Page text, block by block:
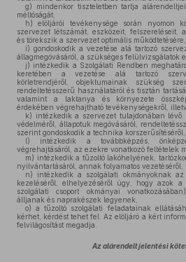
g) mindenkor tiszteletben tartja
méltóságát,
h) elöljárói tevékenysége során nyomon
szervezet létszámát, eszközeit, felszereléseit,
és törekszik a szervezet optimális működtetésére,
i) gondoskodik a vezetése alá tartozó
állagmegóvásáról, a szükséges felülvizsgálatok
j) intézkedik a Szolgálati Rendben
keretében a vezetése alá tartozó
körletrendjéről, objektumainak szükség
rendeltetésszerű használatáról és tisztán
valamint a laktanya és környezete
érdekében végrehajtható tevékenységekről,
k) intézkedik a szervezet tulajdonában lévő
védelméről, állapotuk megóvásáról,
szerint gondoskodik a technika korszerűsítéséről,
l) intézkedik a továbbképzés,
végrehajtásáról, az ezekre vonatkozó feltételek
m) intézkedik a tűzoltó lakóhelyének,
nyilvántartásáról, annak folyamatos vezetéséről,
n) intézkedik a szolgálati okmányoknak
kezeléséről, elhelyezéséről úgy, hogy azok
szolgálati csoport okmányai
álljanak és naprakészek legyenek,
o) a tűzoltó szolgálati feladatainak
kérhet, kérdést tehet fel. Az elöljáró a kért
felvilágosítást megadja.
Az alárendelt jelentési